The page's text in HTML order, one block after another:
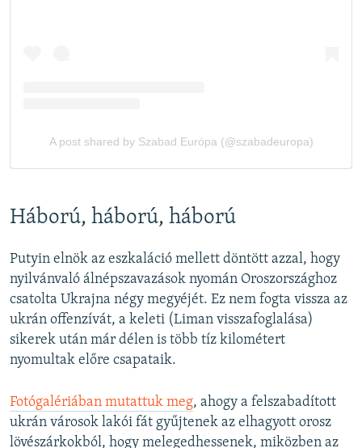
Háború, háború, háború
Putyin elnök az eszkaláció mellett döntött azzal, hogy
nyilvánvaló álnépszavazások nyomán Oroszországhoz
csatolta Ukrajna négy megyéjét. Ez nem fogta vissza az
ukrán offenzívát, a keleti (Liman visszafoglalása)
sikerek után már délen is több tíz kilométert
nyomultak előre csapataik.
Fotógalériában mutattuk meg, ahogy a felszabadított
ukrán városok lakói fát gyűjtenek az elhagyott orosz
lövészárkokból, hogy melegedhessenek, miközben az